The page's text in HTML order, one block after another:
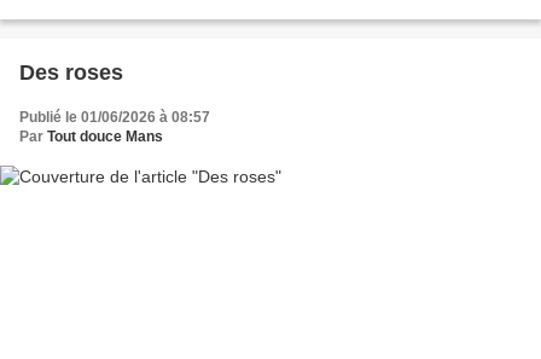
Des roses
Publié le 01/06/2026 à 08:57
Par Tout douce Mans